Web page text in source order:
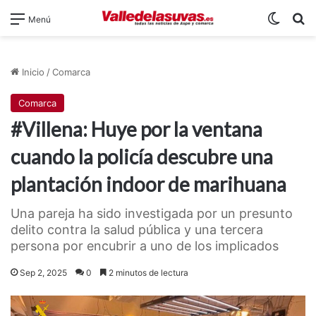
Menú
Inicio /Comarca
Comarca
#Villena: Huye por la ventana
cuando la policía descubre una
plantación indoor de marihuana
Una pareja ha sido investigada por un presunto
delito contra la salud pública y una tercera
persona por encubrir a uno de los implicados
Sep 2, 2025 0 2 minutos de lectura